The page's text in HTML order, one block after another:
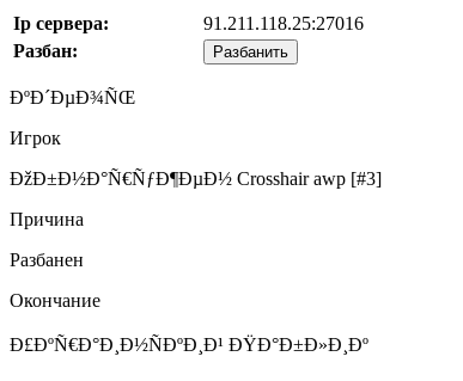
Ip сервера:
91.211.118.25:27016
Разбан:
Разбанить
ÐºÐ´ÐµÐ¾ÑŒ
Игрок
ÐžÐ±Ð½Ð°Ñ€ÑƒÐ¶ÐµÐ½ Crosshair awp [#3]
Причина
Разбанен
Окончание
Ð£ÐºÑ€Ð°Ð¸Ð½ÑÐºÐ¸Ð¹ ÐŸÐ°Ð±Ð»Ð¸Ðº